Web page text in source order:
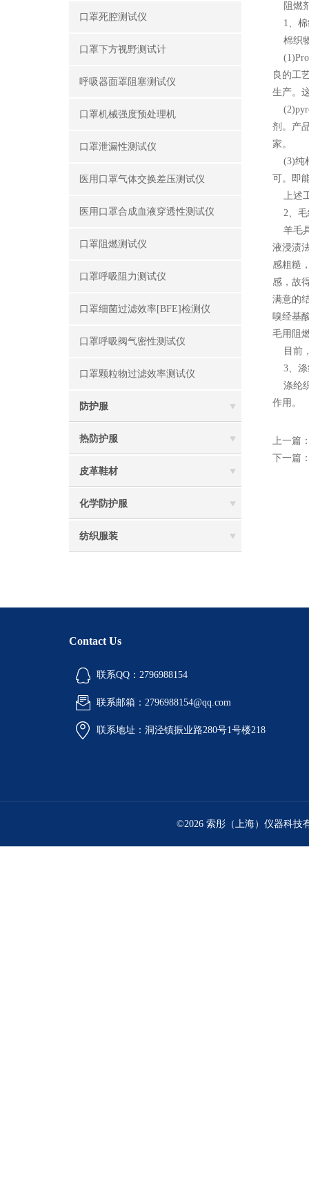
口罩死腔测试仪
口罩下方视野测试计
呼吸器面罩阻塞测试仪
口罩机械强度预处理机
口罩泄漏性测试仪
医用口罩气体交换差压测试仪
医用口罩合成血液穿透性测试仪
口罩阻燃测试仪
口罩呼吸阻力测试仪
口罩细菌过滤效率[BFE]检测仪
口罩呼吸阀气密性测试仪
口罩颗粒物过滤效率测试仪
防护服
热防护服
皮革鞋材
化学防护服
纺织服装
阻燃
1、棉
棉织
良的工
生产。
剂。产
家。
(3)纯
可。即
上述工
2、毛
羊毛具
液浸渍
感粗糙
感，故
满意的
嗅经基
毛用阻
目前
3、涤
涤纶织
作用。
上一篇
下一篇
Contact Us
联系QQ：2796988154
联系邮箱：2796988154@qq.com
联系地址：洞泾镇振业路280号1号楼218
©2026 索彤（上海）仪器科技